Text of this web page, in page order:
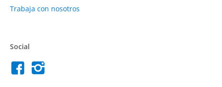
Trabaja con nosotros
Social